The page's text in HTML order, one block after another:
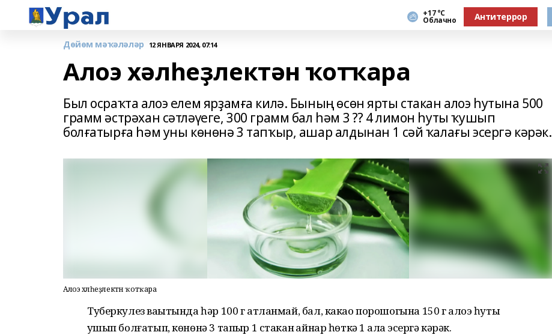
+17 °С
Облачно Антитеррор
Дөйөм мәҡәләләр 12 ЯНВАРЯ 2024, 07:14
Алоэ хәлһеҙлектән ҡотҡара
Был осраҡта алоэ елем ярҙамға килә. Бының өсөн ярты стакан алоэ һутына 500
грамм әстрәхан сәтләүеге, 300 грамм бал һәм 3 ⁇ 4 лимон һуты ҡушып
болғатырға һәм уны көнөнә 3 тапҡыр, ашар алдынан 1 сәй ҡалағы эсергә кәрәк.
Алоэ хәлһеҙлектән ҡотҡара
Туберкулез ваҡытында һәр 100 г атланмай, бал, какао порошогына 150 г алоэ һуты
ҡушып болғатып, көнөнә 3 тапҡыр 1 стакан ҡайнар һөткә 1 ҡалаҡ эсергә кәрәк.